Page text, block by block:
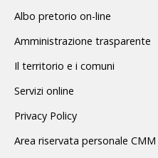
Albo pretorio on-line
Amministrazione trasparente
Il territorio e i comuni
Servizi online
Privacy Policy
Area riservata personale CMM